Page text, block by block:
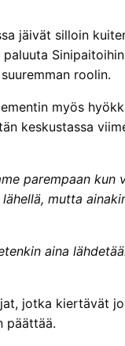
jäivät silloin
roolin.
myös
keskustassa
parempaan
mutta
aina
jotka kiertävät
päättää.